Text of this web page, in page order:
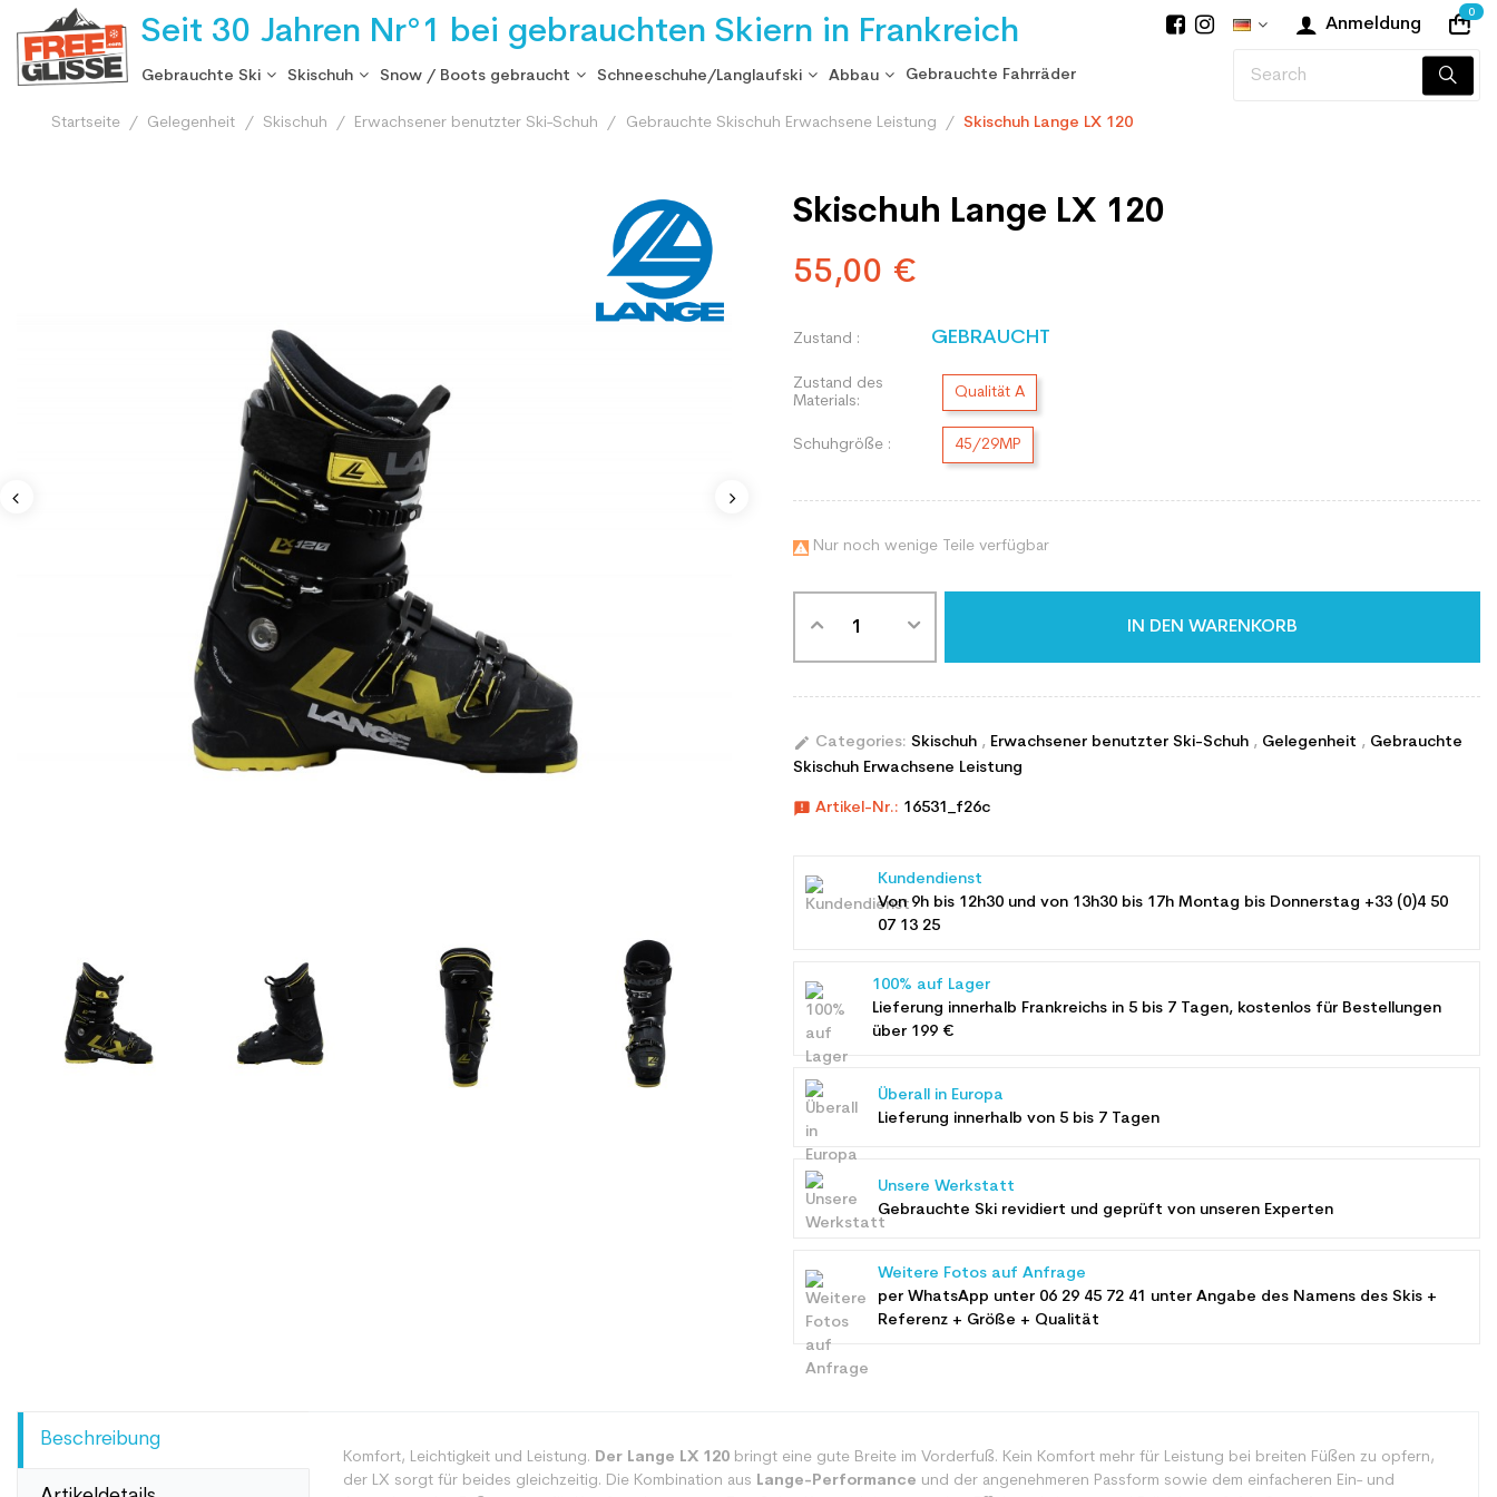
Seit 30 Jahren Nr°1 bei gebrauchten Skiern in Frankreich Anmeldung
0
Gebrauchte Ski Skischuh Snow / Boots gebraucht Schneeschuhe/Langlaufski Abbau Gebrauchte Fahrräder
Startseite Gelegenheit Skischuh Erwachsener benutzter Ski-Schuh Gebrauchte Skischuh Erwachsene Leistung Skischuh Lange LX 120
Skischuh Lange LX 120
55,00 €
Zustand : GEBRAUCHT
Zustand des
Materials:
Qualität A
Schuhgröße : 45/29MP
 Nur noch wenige Teile verfügbar
IN DEN WARENKORB
edit Categories: Skischuh , Erwachsener benutzter Ski-Schuh , Gelegenheit , Gebrauchte
Skischuh Erwachsene Leistung
announcement Artikel-Nr.: 16531_f26c
Kundendienst
Von 9h bis 12h30 und von 13h30 bis 17h Montag bis Donnerstag +33 (0)4 50
07 13 25
100% auf Lager
Lieferung innerhalb Frankreichs in 5 bis 7 Tagen, kostenlos für Bestellungen
über 199 €
Überall in Europa
Lieferung innerhalb von 5 bis 7 Tagen
Unsere Werkstatt
Gebrauchte Ski revidiert und geprüft von unseren Experten
Weitere Fotos auf Anfrage
per WhatsApp unter 06 29 45 72 41 unter Angabe des Namens des Skis +
Referenz + Größe + Qualität
Beschreibung
Komfort, Leichtigkeit und Leistung. Der Lange LX 120bringt eine gute Breite im Vorderfuß. Kein Komfort mehr für Leistung bei breiten Füßen zu opfern,
der LX sorgt für beides gleichzeitig. Die Kombination aus Lange-Performance und der angenehmeren Passform sowie dem einfacheren Ein- und